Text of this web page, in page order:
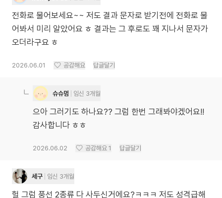
전화로 물어보세요~~ 저도 결과 문자로 받기전에 전화로 물
어봐서 미리 알았어요 ㅎ 결과는 그 후로도 꽤 지나서 문자가
오더라구요 ㅎ
2026.06.01 공감해요 답글달기
슈슈멈 임신 3개월
으아 그러기도 하나요?? 그럼 한번 그래봐야겠어요!!
감사합니다 ㅎㅎ
2026.06.02 공감해요 1 답글달기
세구 임신 3개월
헐 그럼 풍선 2종류 다 사두신거에요?ㅋㅋㅋ 저도 성격급해